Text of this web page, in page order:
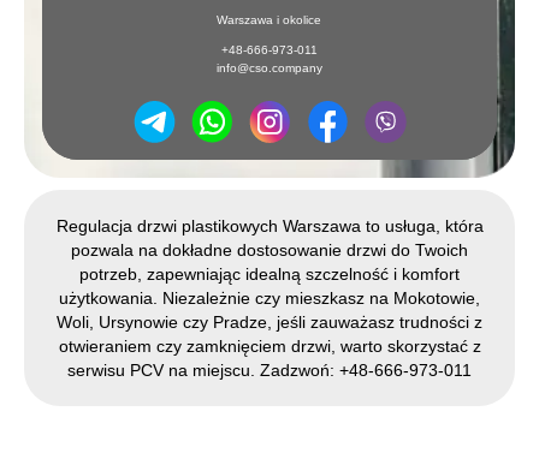
Warszawa i okolice
+48-666-973-011
info@cso.company
Regulacja drzwi plastikowych Warszawa to usługa, która
pozwala na dokładne dostosowanie drzwi do Twoich
potrzeb, zapewniając idealną szczelność i komfort
użytkowania. Niezależnie czy mieszkasz na Mokotowie,
Woli, Ursynowie czy Pradze, jeśli zauważasz trudności z
otwieraniem czy zamknięciem drzwi, warto skorzystać z
serwisu PCV na miejscu. Zadzwoń: +48-666-973-011